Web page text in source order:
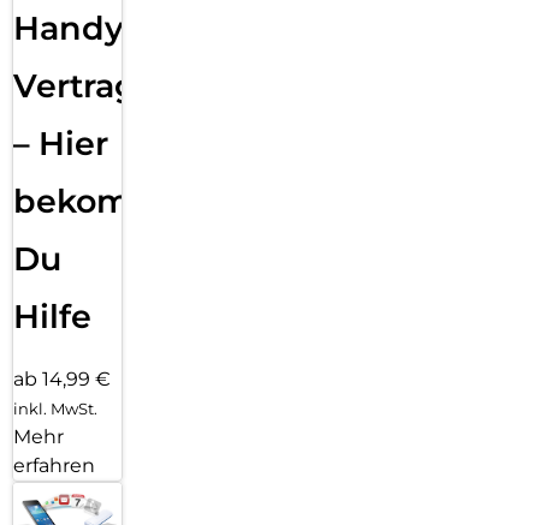
Handy
Vertragsabwicklung
– Hier
bekommst
Du
Hilfe
ab 14,99 €
inkl. MwSt.
Mehr
erfahren